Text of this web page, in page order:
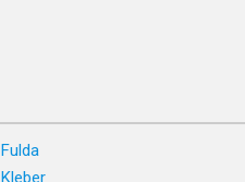
Fulda
Kleber